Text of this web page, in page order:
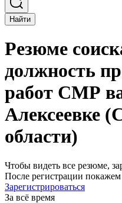
Найти
Резюме
должность
работ СМР
Алексеевке
области)
Чтобы видеть все резюме,
После регистрации
Зарегистрироваться
За всё время